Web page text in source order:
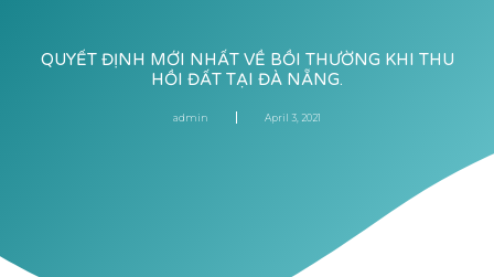
QUYẾT ĐỊNH MỚI NHẤT VỀ BỒI THƯỜNG KHI THU
HỒI ĐẤT TẠI ĐÀ NẴNG.
admin April 3, 2021